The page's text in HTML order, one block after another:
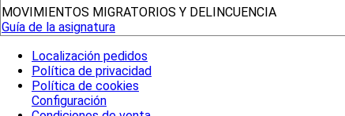
MOVIMIENTOS MIGRATORIOS Y DELINCUENCIA
Guía de la asignatura
Localización pedidos
Política de privacidad
Política de cookies
Configuración